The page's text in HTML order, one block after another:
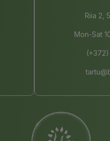
Riia 2,
Mon-Sat